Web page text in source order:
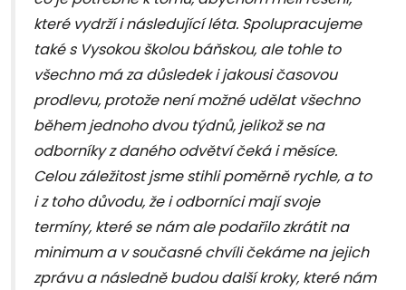
které vydrží i následující léta. Spolupracujeme
také s Vysokou školou báňskou, ale tohle to
všechno má za důsledek i jakousi časovou
prodlevu, protože není možné udělat všechno
během jednoho dvou týdnů, jelikož se na
odborníky z daného odvětví čeká i měsíce.
Celou záležitost jsme stihli poměrně rychle, a to
i z toho důvodu, že i odborníci mají svoje
termíny, které se nám ale podařilo zkrátit na
minimum a v současné chvíli čekáme na jejich
zprávu a následně budou další kroky, které nám